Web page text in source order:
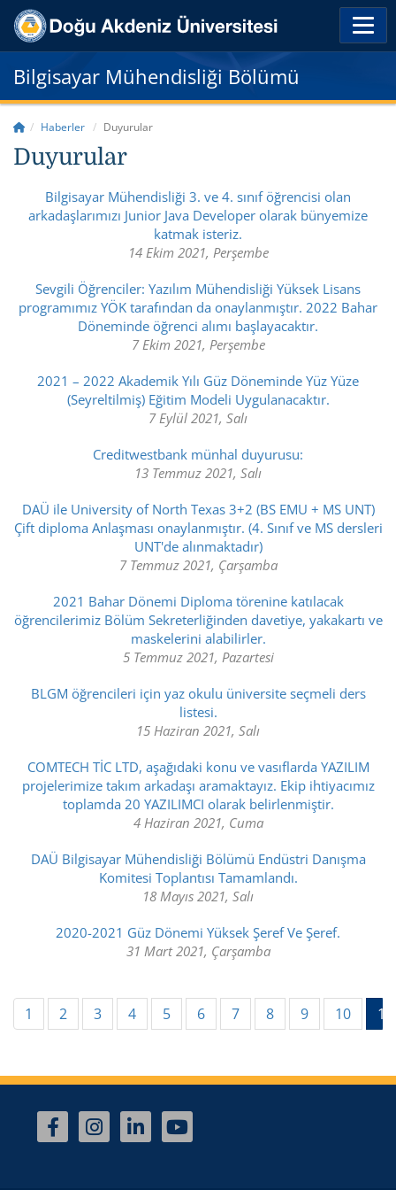
Bilgisayar Mühendisliği Bölümü
Haberler Duyurular
Duyurular
Bilgisayar Mühendisliği 3. ve 4. sınıf öğrencisi olan
arkadaşlarımızı Junior Java Developer olarak bünyemize
katmak isteriz.
14 Ekim 2021, Perşembe
Sevgili Öğrenciler: Yazılım Mühendisliği Yüksek Lisans
programımız YÖK tarafından da onaylanmıştır. 2022 Bahar
Döneminde öğrenci alımı başlayacaktır.
7 Ekim 2021, Perşembe
2021 – 2022 Akademik Yılı Güz Döneminde Yüz Yüze
(Seyreltilmiş) Eğitim Modeli Uygulanacaktır.
7 Eylül 2021, Salı
Creditwestbank münhal duyurusu:
13 Temmuz 2021, Salı
DAÜ ile University of North Texas 3+2 (BS EMU + MS UNT)
Çift diploma Anlaşması onaylanmıştır. (4. Sınıf ve MS dersleri
UNT'de alınmaktadır)
7 Temmuz 2021, Çarşamba
2021 Bahar Dönemi Diploma törenine katılacak
öğrencilerimiz Bölüm Sekreterliğinden davetiye, yakakartı ve
maskelerini alabilirler.
5 Temmuz 2021, Pazartesi
BLGM öğrencileri için yaz okulu üniversite seçmeli ders
listesi.
15 Haziran 2021, Salı
COMTECH TİC LTD, aşağıdaki konu ve vasıflarda YAZILIM
projelerimize takım arkadaşı aramaktayız. Ekip ihtiyacımız
toplamda 20 YAZILIMCI olarak belirlenmiştir.
4 Haziran 2021, Cuma
DAÜ Bilgisayar Mühendisliği Bölümü Endüstri Danışma
Komitesi Toplantısı Tamamlandı.
18 Mayıs 2021, Salı
2020-2021 Güz Dönemi Yüksek Şeref Ve Şeref.
31 Mart 2021, Çarşamba
1 2 3 4 5 6 7 8 9 10 11